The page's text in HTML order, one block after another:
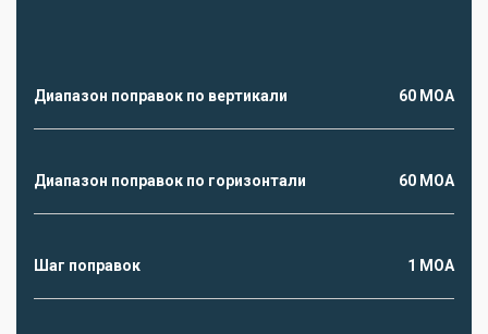
Диапазон поправок по вертикали 60 MOA
Диапазон поправок по горизонтали 60 MOA
Шаг поправок 1 MOA